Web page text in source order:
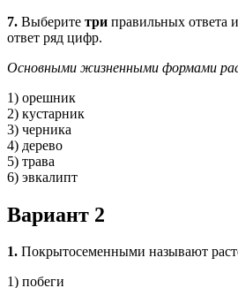
7. Выберите три правильных ответа
ответ ряд цифр.
Основными жизненными формами
1) орешник
2) кустарник
3) черника
4) дерево
5) трава
6) эвкалипт
Вариант 2
1. Покрытосеменными называют
1) побеги